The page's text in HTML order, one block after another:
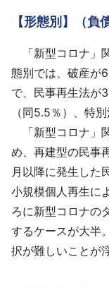
【形態別】（負
「新型コロナ」
態別では、破産が
で、民事再生法が
（同5.5％）、特
「新型コロナ」
め、再建型の民事
月以降に発生した
小規模個人再生に
ろに新型コロナの
するケースが大半
択が難しいことが